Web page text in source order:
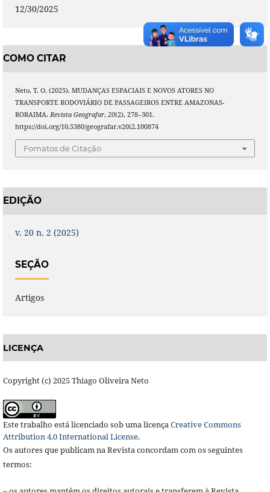
12/30/2025
COMO CITAR
Neto, T. O. (2025). MUDANÇAS ESPACIAIS E NOVOS ATORES NO
TRANSPORTE RODOVIÁRIO DE PASSAGEIROS ENTRE AMAZONAS-
RORAIMA. Revista Geografar, 20(2), 278–301.
https://doi.org/10.5380/geografar.v20i2.100874
Fomatos de Citação
EDIÇÃO
v. 20 n. 2 (2025)
SEÇÃO
Artigos
LICENÇA
Copyright (c) 2025 Thiago Oliveira Neto
Este trabalho está licenciado sob uma licençaCreative Commons
Attribution 4.0 International License.
Os autores que publicam na Revista concordam com os seguintes
termos: